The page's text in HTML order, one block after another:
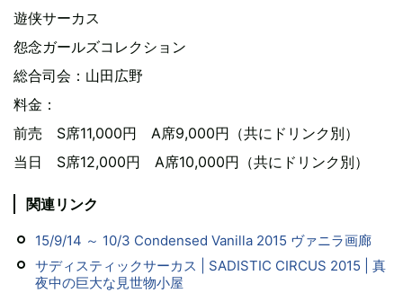
遊侠サーカス
怨念ガールズコレクション
総合司会：山田広野
料金：
前売 S席11,000円 A席9,000円（共にドリンク別）
当日 S席12,000円 A席10,000円（共にドリンク別）
関連リンク
15/9/14 ～ 10/3 Condensed Vanilla 2015 ヴァニラ画廊
サディスティックサーカス | SADISTIC CIRCUS 2015 | 真
夜中の巨大な見世物小屋